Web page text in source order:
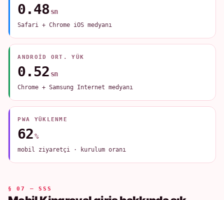
0.48 sn
Safari + Chrome iOS medyanı
ANDROID ORT. YÜK
0.52 sn
Chrome + Samsung Internet medyanı
PWA YÜKLENME
62%
mobil ziyaretçi · kurulum oranı
§ 07 — SSS